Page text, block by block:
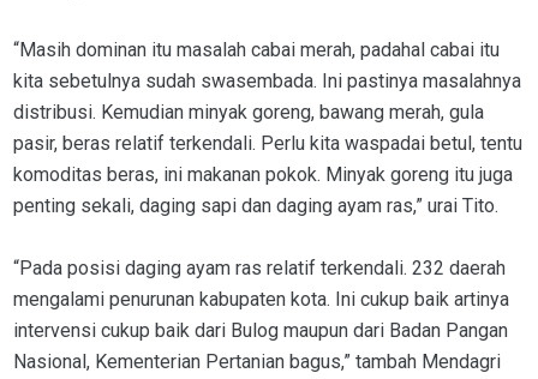
“Masih dominan itu masalah cabai merah, padahal cabai itu
kita sebetulnya sudah swasembada. Ini pastinya masalahnya
distribusi. Kemudian minyak goreng, bawang merah, gula
pasir, beras relatif terkendali. Perlu kita waspadai betul, tentu
komoditas beras, ini makanan pokok. Minyak goreng itu juga
penting sekali, daging sapi dan daging ayam ras,” urai Tito.
“Pada posisi daging ayam ras relatif terkendali. 232 daerah
mengalami penurunan kabupaten kota. Ini cukup baik artinya
intervensi cukup baik dari Bulog maupun dari Badan Pangan
Nasional, Kementerian Pertanian bagus,” tambah Mendagri